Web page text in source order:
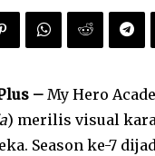
– My Hero
) merilis visual
Season ke-7